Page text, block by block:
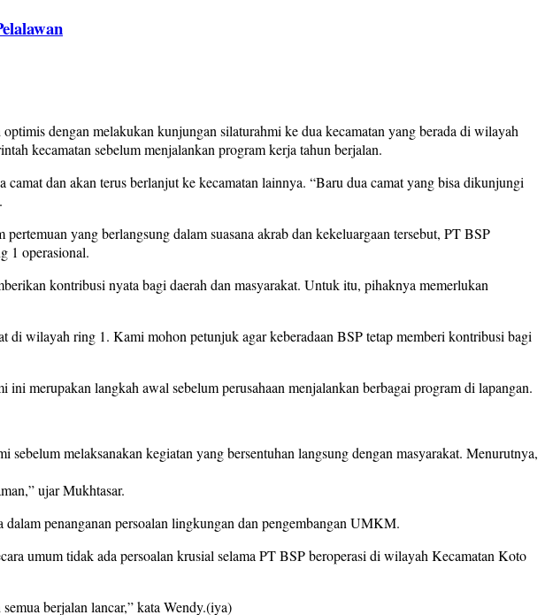
dengan melakukan kunjungan silaturahmi ke dua kecamatan yang berada di wilayah
kecamatan sebelum menjalankan program kerja tahun berjalan.
dan akan terus berlanjut ke kecamatan lainnya. “Baru dua camat yang bisa dikunjungi
yang berlangsung dalam suasana akrab dan kekeluargaan tersebut, PT BSP
1 operasional.
kontribusi nyata bagi daerah dan masyarakat. Untuk itu, pihaknya memerlukan
di wilayah ring 1. Kami mohon petunjuk agar keberadaan BSP tetap memberi kontribusi bagi
merupakan langkah awal sebelum perusahaan menjalankan berbagai program di lapangan.
melaksanakan kegiatan yang bersentuhan langsung dengan masyarakat. Menurutnya,
ujar Mukhtasar.
penanganan persoalan lingkungan dan pengembangan UMKM.
umum tidak ada persoalan krusial selama PT BSP beroperasi di wilayah Kecamatan Koto
berjalan lancar,” kata Wendy.(iya)